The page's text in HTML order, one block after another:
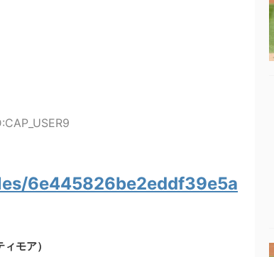
6e445826be2eddf39e5a
モア）